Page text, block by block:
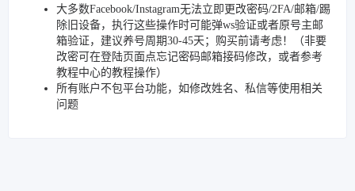
大多数Facebook/Instagram无法立即更改密码/2FA/邮箱/踢
除旧设备，执行这些操作时可能弹ws验证或者原号主邮
箱验证，建议养号周期30-45天；购买前请考虑！（非要
改密可在登陆页面点忘记密码邮箱接码修改，或者参考
教程中心的教程操作）
所有账户不包平台功能，如修改姓名、私信等使用相关
问题